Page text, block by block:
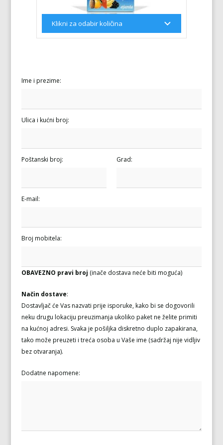
Ime i prezime:
Ulica i kućni broj:
Poštanski broj: Grad:
E-mail:
Broj mobitela:
OBAVEZNO pravi broj (inače dostava neće biti moguća)
Način dostave:
Dostavljač će Vas nazvati prije isporuke, kako bi se dogovorili
neku drugu lokaciju preuzimanja ukoliko paket ne želite primiti
na kućnoj adresi. Svaka je pošiljka diskretno duplo zapakirana,
tako može preuzeti i treća osoba u Vaše ime (sadržaj nije vidljiv
bez otvaranja).
Dodatne napomene: